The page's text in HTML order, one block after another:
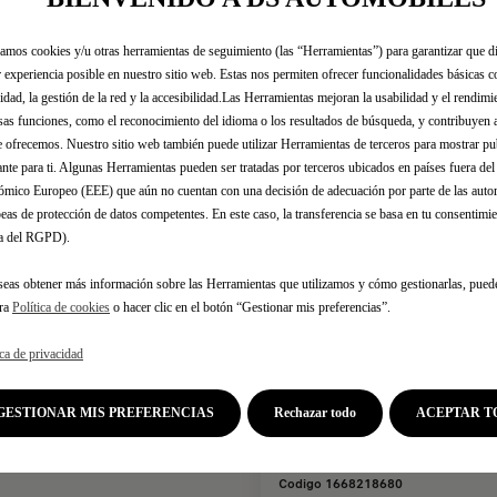
lámparas de
los accesorios originales diseñados ​​para tu
Codigo 1668218680
cookies y/u otras herramientas de seguimiento (las “Herramientas”) para garantizar que
experiencia posible en nuestro sitio web. Estas nos permiten ofrecer funcionalidades básicas
la gestión de la red y la accesibilidad.Las Herramientas mejoran la usabilidad y el
funciones, como el reconocimiento del idioma o los resultados de búsqueda, y contribuyen
ofrecemos. Nuestro sitio web también puede utilizar Herramientas de terceros para mostrar
para ti. Algunas Herramientas pueden ser tratadas por terceros ubicados en países fuera
Europeo (EEE) que aún no cuentan con una decisión de adecuación por parte de las
de protección de datos competentes. En este caso, la transferencia se basa en tu
del RGPD).
obtener más información sobre las Herramientas que utilizamos y cómo gestionarlas,
Política de cookies o hacer clic en el botón “Gestionar mis preferencias”.
de privacidad
GESTIONAR MIS PREFERENCIAS ACEPTAR
Rechazar todo